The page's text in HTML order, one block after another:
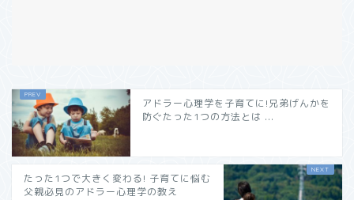
アドラー心理学を子育てに!兄弟げんかを
防ぐたった1つの方法とは ...
たった1つで大きく変わる! 子育てに悩む
父親必見のアドラー心理学の教え